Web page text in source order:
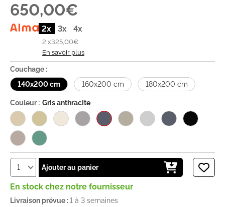
650,00€
2x 3x 4x
2 x325,00€
En savoir plus
Couchage :
140x200 cm
160x200 cm 180x200 cm
Couleur : Gris anthracite
Ajouter au panier
En stock chez notre fournisseur
Livraison prévue :1 à 3 semaines